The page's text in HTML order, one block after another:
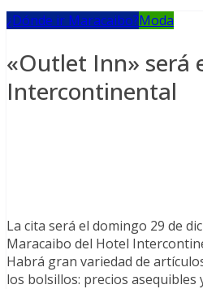
¿Dónde ir Maracaibo?Moda
«Outlet Inn» será
Intercontinental
La cita será el domingo 29 de
Maracaibo del Hotel
Habrá gran variedad de
los bolsillos: precios asequibles